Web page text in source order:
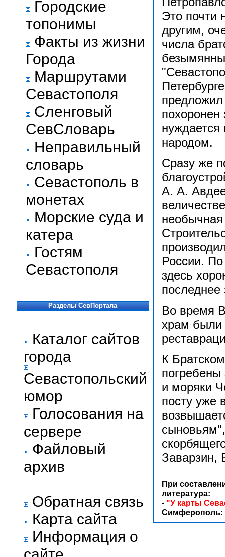
Городские
топонимы
Факты из жизни
Города
Маршрутами
Севастополя
Сленговый
СевСловарь
Неправильный
словарь
Севастополь в
монетах
Морские суда и
катера
Гостям
Севастополя
Разделы СевПортала
Каталог сайтов
города
Севастопольский
юмор
Голосования на
сервере
Файловый
архив
Обратная связь
Карта сайта
Информация о
Это почти
другим,
числа
похоронен
нуждается
народом.
Сразу же
А. А.
России.
здесь
последнее
Во время
храм были
К
погребены
и моряки
посту уже
Заварзин,
При
литература:
- "У карты
Симферополь: